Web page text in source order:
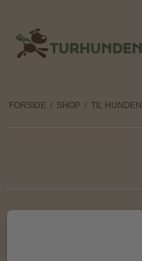
FORSIDE / SHOP / TIL HUNDEN